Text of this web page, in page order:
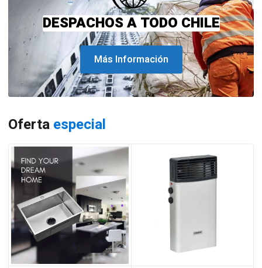
DESPACHOS A TODO CHILE
Más Información
Oferta especial